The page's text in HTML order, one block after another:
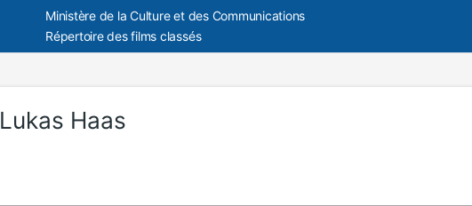
Ministère de la Culture et des Communications
Répertoire des films classés
Lukas Haas